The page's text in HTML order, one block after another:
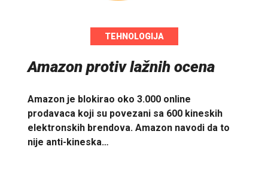
TEHNOLOGIJA
Amazon protiv lažnih ocena
Amazon je blokirao oko 3.000 online
prodavaca koji su povezani sa 600 kineskih
elektronskih brendova. Amazon navodi da to
nije anti-kineska…